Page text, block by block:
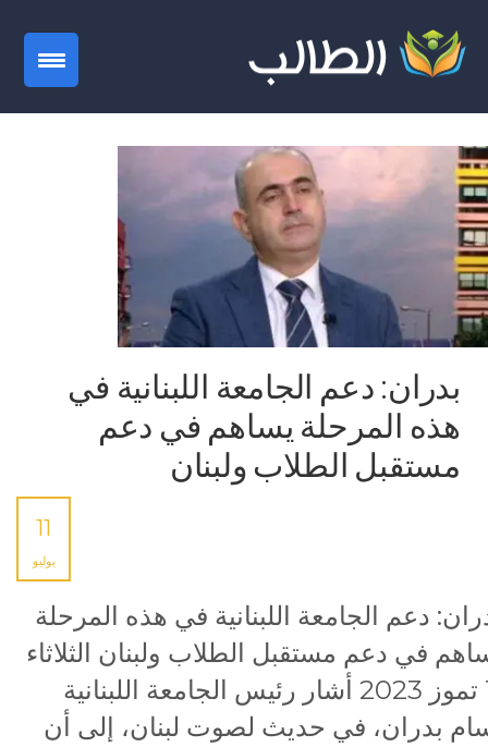
بدران: دعم الجامعة اللبنانية في
هذه المرحلة يساهم في دعم
مستقبل الطلاب ولبنان
11
يوليو
دعم الجامعة اللبنانية في هذه المرحلة
في دعم مستقبل الطلاب ولبنان الثلاثاء
11 تموز 2023 أشار رئيس الجامعة اللبنانية
بدران، في حديث لصوت لبنان، إلى أن